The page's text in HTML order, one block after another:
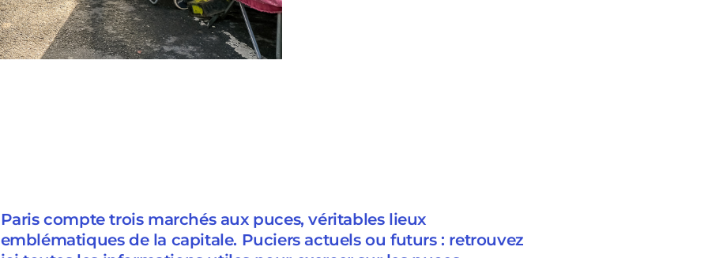
Paris compte trois marchés aux puces, véritables lieux
emblématiques de la capitale. Puciers actuels ou futurs : retrouvez